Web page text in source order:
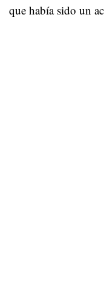
que había sido un